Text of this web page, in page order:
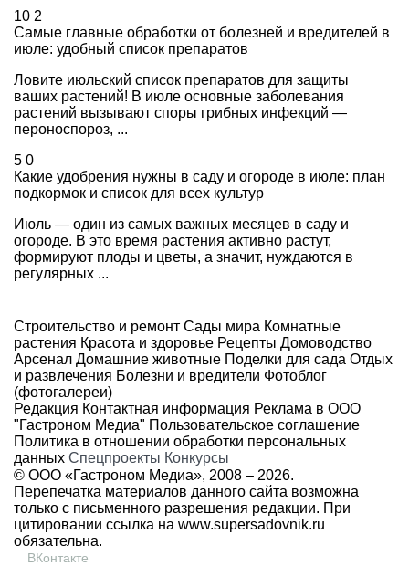
10 2
Самые главные обработки от болезней и вредителей в
июле: удобный список препаратов
Ловите июльский список препаратов для защиты
ваших растений! В июле основные заболевания
растений вызывают споры грибных инфекций —
пероноспороз, ...
5 0
Какие удобрения нужны в саду и огороде в июле: план
подкормок и список для всех культур
Июль — один из самых важных месяцев в саду и
огороде. В это время растения активно растут,
формируют плоды и цветы, а значит, нуждаются в
регулярных ...
Строительство и ремонт Сады мира Комнатные
растения Красота и здоровье Рецепты Домоводство
Арсенал Домашние животные Поделки для сада Отдых
и развлечения Болезни и вредители Фотоблог
(фотогалереи)
Редакция Контактная информация Реклама в ООО
"Гастроном Медиа" Пользовательское соглашение
Политика в отношении обработки персональных
данных Спецпроекты Конкурсы
© ООО «Гастроном Медиа», 2008 – 2026.
Перепечатка материалов данного сайта возможна
только с письменного разрешения редакции. При
цитировании ссылка на www.supersadovnik.ru
обязательна.
ВКонтакте